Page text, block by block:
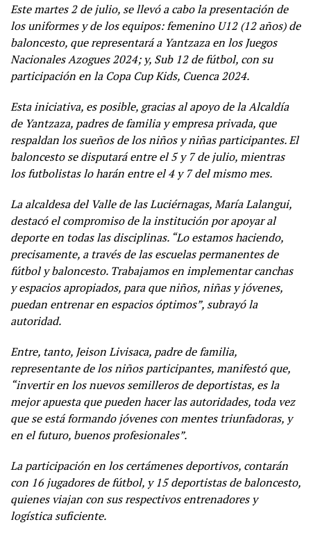
Este martes 2 de julio, se llevó a cabo la presentación de
los uniformes y de los equipos: femenino U12 (12 años) de
baloncesto, que representará a Yantzaza en los Juegos
Nacionales Azogues 2024; y, Sub 12 de fútbol, con su
participación en la Copa Cup Kids, Cuenca 2024.
Esta iniciativa, es posible, gracias al apoyo de la Alcaldía
de Yantzaza, padres de familia y empresa privada, que
respaldan los sueños de los niños y niñas participantes. El
baloncesto se disputará entre el 5 y 7 de julio, mientras
los futbolistas lo harán entre el 4 y 7 del mismo mes.
La alcaldesa del Valle de las Luciérnagas, María Lalangui,
destacó el compromiso de la institución por apoyar al
deporte en todas las disciplinas. “Lo estamos haciendo,
precisamente, a través de las escuelas permanentes de
fútbol y baloncesto. Trabajamos en implementar canchas
y espacios apropiados, para que niños, niñas y jóvenes,
puedan entrenar en espacios óptimos”, subrayó la
autoridad.
Entre, tanto, Jeison Livisaca, padre de familia,
representante de los niños participantes, manifestó que,
“invertir en los nuevos semilleros de deportistas, es la
mejor apuesta que pueden hacer las autoridades, toda vez
que se está formando jóvenes con mentes triunfadoras, y
en el futuro, buenos profesionales”.
La participación en los certámenes deportivos, contarán
con 16 jugadores de fútbol, y 15 deportistas de baloncesto,
quienes viajan con sus respectivos entrenadores y
logística suficiente.